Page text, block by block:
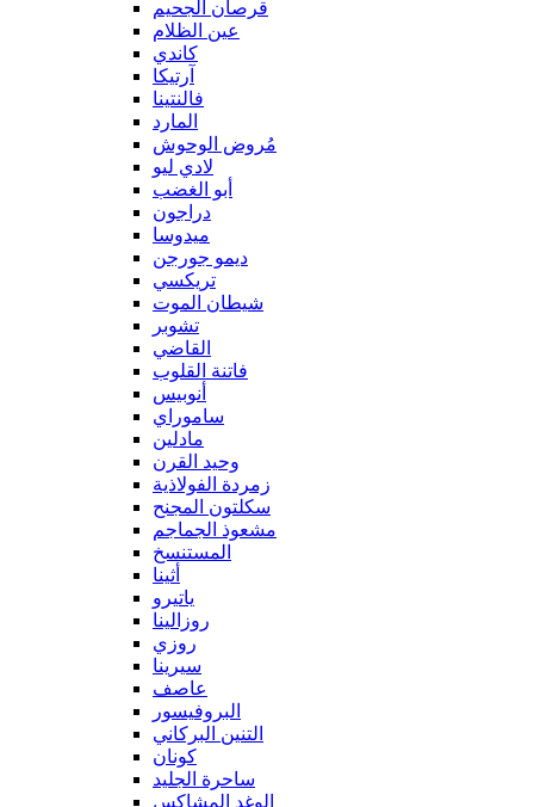
قرصان الجحيم
عين الظلام
كاندي
آرتيكا
فالنتينا
المارد
مُروض الوحوش
لادي ليو
أبو الغضب
دراجون
ميدوسا
ديمو جورجن
تريكسي
شيطان الموت
تشوبر
القاضي
فاتنة القلوب
أنوبيس
ساموراي
مادلين
وحيد القرن
زمردة الفولاذية
سكلتون المجنح
مشعوذ الجماجم
المستنسخ
أثينا
ياتيرو
روزالينا
روزي
سيرينا
عاصف
البروفيسور
التنين البركاني
كونان
ساحرة الجليد
الوغد المشاكس